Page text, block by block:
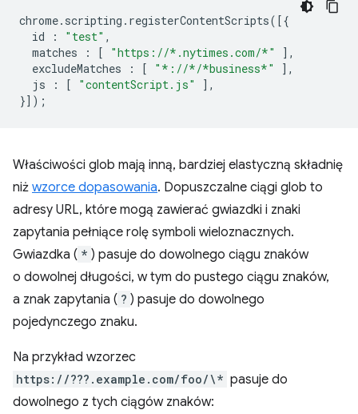
chrome. scripting . registerContentScripts([{
id
: "test" ,
matches
: [ "https://*.nytimes.com/*"
],
excludeMatches
: [ "*://*/*business*"
],
js
: [ "contentScript.js"
],
}]);
Właściwości glob mają inną, bardziej elastyczną składnię
niż wzorce dopasowania. Dopuszczalne ciągi glob to
adresy URL, które mogą zawierać gwiazdki i znaki
zapytania pełniące rolę symboli wieloznacznych.
Gwiazdka ( * ) pasuje do dowolnego ciągu znaków
o dowolnej długości, w tym do pustego ciągu znaków,
a znak zapytania ( ? ) pasuje do dowolnego
pojedynczego znaku.
Na przykład wzorzec
https://???.example.com/foo/\* pasuje do
dowolnego z tych ciągów znaków: